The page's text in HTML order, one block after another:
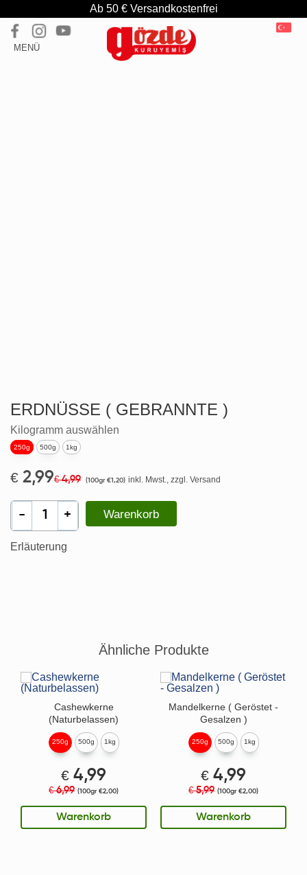
Ab 50 € Versandkostenfrei
MENÜ
ERDNÜSSE ( GEBRANNTE )
Kilogramm auswählen
250g
€ 2,99€4,99 (100gr €1,20) inkl. Mwst., zzgl. Versand
Warenkorb
500g 1kg
Erläuterung
Ähnliche Produkte
Cashewkerne
(Naturbelassen)
250g
€ 4,99
€6,99 (100gr €2,00)
Warenkorb
500g 1kg
Mandelkerne ( Geröstet -
Gesalzen )
250g
€ 4,99
€5,99 (100gr €2,00)
Warenkorb
500g 1kg